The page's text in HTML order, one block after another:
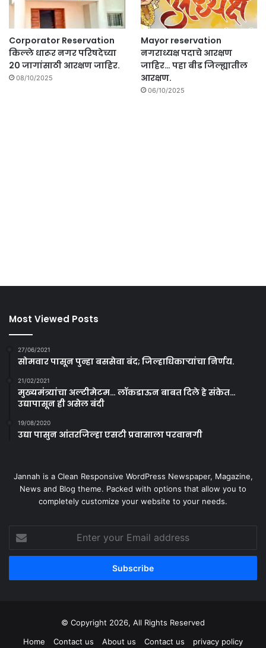
Corporator Reservation
किल्ले धारूर नगर परिषदेच्या
20 जागांसाठी आरक्षण जाहिर.
08/10/2025
Mayor reservation
नगराध्यक्ष पदाचे आरक्षण
जाहिर… पहा बीड जिल्ह्यातील
आरक्षण.
06/10/2025
Most Viewed Posts
27/06/2021
सोमवार पासून पुन्हा बससेवा बंद; जिल्हाधिकाऱ्यांचा निर्णय.
21/02/2021
मुख्यमंत्र्यांचा अल्टीमेटम… लॉकडाऊन बाबत दिले हे संकेत…
उद्यापासून ही असेल बंदी
19/08/2020
उद्या पासुन आंतरजिल्हा एसटी प्रवासाला परवानगी
Jannah is a Clean Responsive WordPress Newspaper, Magazine,
News and Blog theme. Packed with options that allow you to
completely customize your website to your needs.
Enter
your
Email
© Copyright 2026, All Rights Reserved
Home
Contact us About us Contact us privacy policy